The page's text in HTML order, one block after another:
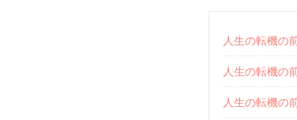
人生の転機の
人生の転機の
人生の転機の